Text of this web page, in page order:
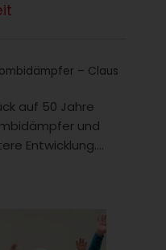
– Claus
auf 50 Jahre
und
Entwicklung....